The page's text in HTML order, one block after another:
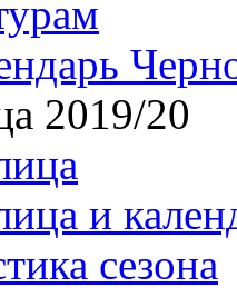
2019/20
и
сезона